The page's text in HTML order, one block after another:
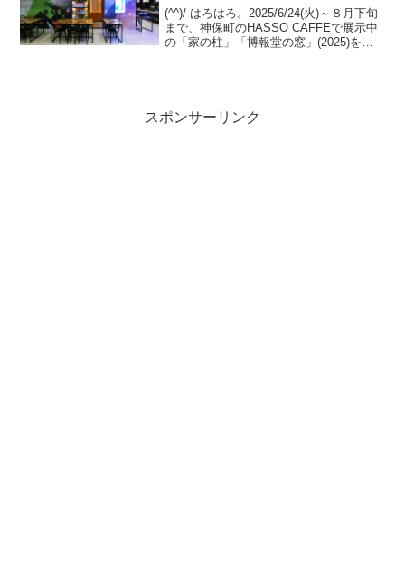
(^^)/ はろはろ。2025/6/24(火)～８月下旬
まで、神保町のHASSO CAFFEで展示中
の「家の柱」「博報堂の窓」(2025)を観
スポンサーリンク